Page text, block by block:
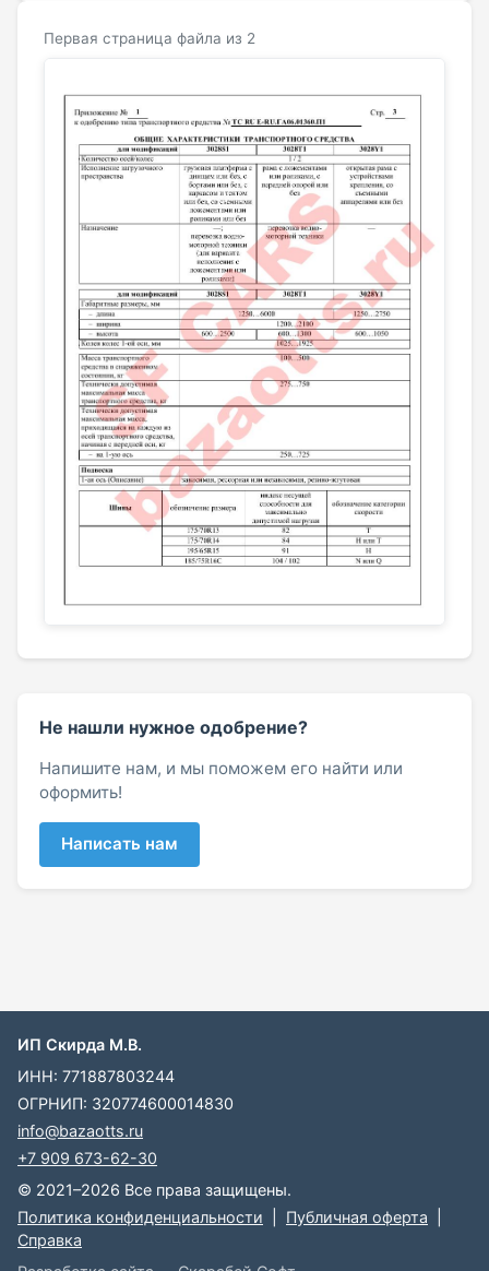
Первая страница файла из 2
Не нашли нужное одобрение?
Напишите нам, и мы поможем его найти или
оформить!
Написать нам
ИП Скирда М.В.
ИНН: 771887803244
ОГРНИП: 320774600014830
info@bazaotts.ru
+7 909 673-62-30
© 2021–2026 Все права защищены.
Политика конфиденциальности
Публичная оферта
Справка